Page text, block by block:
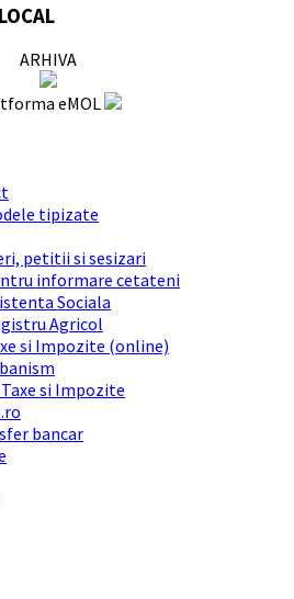
ARHIVA
eMOL
tipizate
petitii si sesizari
informare cetateni
Sociala
Agricol
si Impozite (online)
si Impozite
bancar